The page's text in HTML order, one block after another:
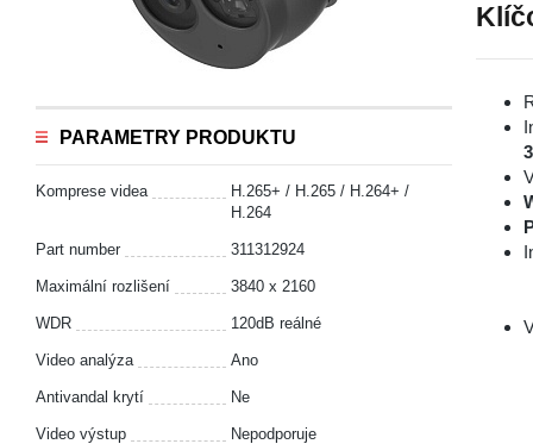
PARAMETRY PRODUKTU
Komprese videa
H.265+ / H.265 / H.264+ /
H.264
Part number 311312924
Maximální rozlišení 3840 x 2160
WDR 120dB reálné
Video analýza Ano
Antivandal krytí Ne
Video výstup Nepodporuje